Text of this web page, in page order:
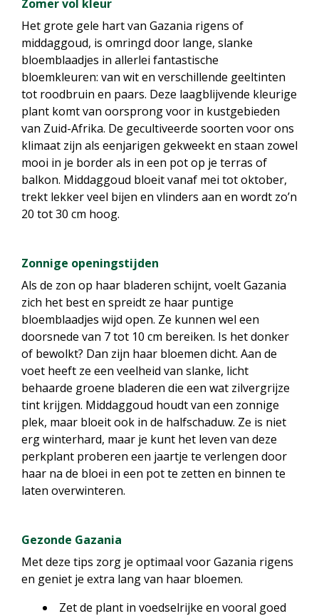
Zomer vol kleur
Het grote gele hart van Gazania rigens of
middaggoud, is omringd door lange, slanke
bloemblaadjes in allerlei fantastische
bloemkleuren: van wit en verschillende geeltinten
tot roodbruin en paars. Deze laagblijvende kleurige
plant komt van oorsprong voor in kustgebieden
van Zuid-Afrika. De gecultiveerde soorten voor ons
klimaat zijn als eenjarigen gekweekt en staan zowel
mooi in je border als in een pot op je terras of
balkon. Middaggoud bloeit vanaf mei tot oktober,
trekt lekker veel bijen en vlinders aan en wordt zo’n
20 tot 30 cm hoog.
Zonnige openingstijden
Als de zon op haar bladeren schijnt, voelt Gazania
zich het best en spreidt ze haar puntige
bloemblaadjes wijd open. Ze kunnen wel een
doorsnede van 7 tot 10 cm bereiken. Is het donker
of bewolkt? Dan zijn haar bloemen dicht. Aan de
voet heeft ze een veelheid van slanke, licht
behaarde groene bladeren die een wat zilvergrijze
tint krijgen. Middaggoud houdt van een zonnige
plek, maar bloeit ook in de halfschaduw. Ze is niet
erg winterhard, maar je kunt het leven van deze
perkplant proberen een jaartje te verlengen door
haar na de bloei in een pot te zetten en binnen te
laten overwinteren.
Gezonde Gazania
Met deze tips zorg je optimaal voor Gazania rigens
en geniet je extra lang van haar bloemen.
Zet de plant in voedselrijke en vooral goed